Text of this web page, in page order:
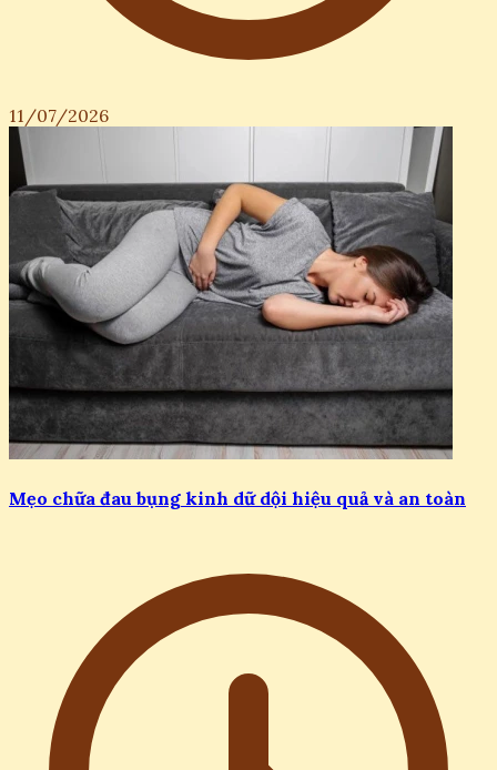
11/07/2026
Mẹo chữa đau bụng kinh dữ dội hiệu quả và an toàn